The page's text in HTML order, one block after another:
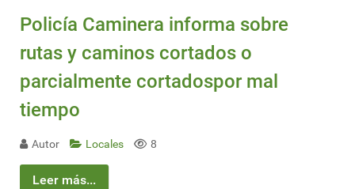
Policía Caminera informa sobre
rutas y caminos cortados o
parcialmente cortadospor mal
tiempo
Autor Locales 8
Leer más...